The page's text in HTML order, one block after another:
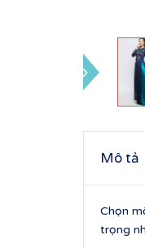
Mô tả
Chọn
trọng